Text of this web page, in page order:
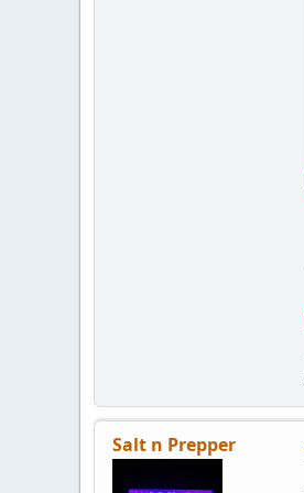
Salt n Prepper